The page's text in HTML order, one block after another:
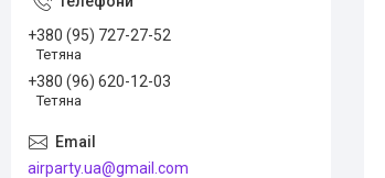
+380 (95) 727-27-52
Тетяна
+380 (96) 620-12-03
Тетяна
airparty.ua@gmail.com